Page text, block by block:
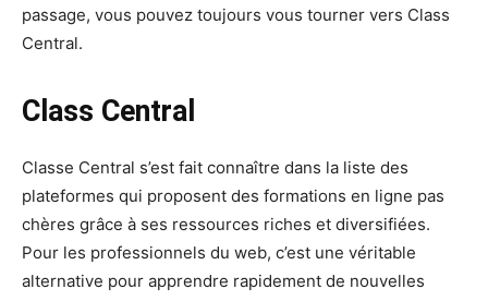
passage, vous pouvez toujours vous tourner vers Class
Central.
Class Central
Classe Central s’est fait connaître dans la liste des
plateformes qui proposent des formations en ligne pas
chères grâce à ses ressources riches et diversifiées.
Pour les professionnels du web, c’est une véritable
alternative pour apprendre rapidement de nouvelles